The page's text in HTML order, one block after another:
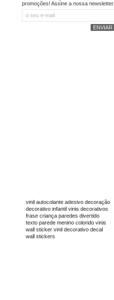
promoções! Assine a nossa newsletter.
vinil autocolante adesivo decoração
decorativo infantil vinis decorativos
frase criança paredes divertido
texto parede menino colorido vinis
wall sticker vinil decorativo decal
wall stickers